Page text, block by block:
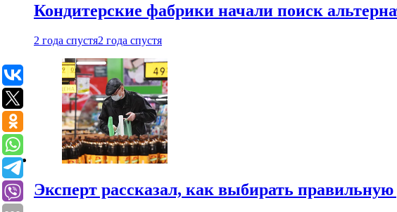
Кондитерские фабрики начали поиск
2 года спустя2 года спустя
Эксперт рассказал, как выбирать